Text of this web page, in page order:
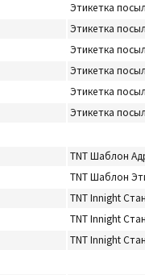
Этикетка
Этикетка
Этикетка
Этикетка
Этикетка
Этикетка
TNT Шаблон
TNT Шаблон
TNT Innight
TNT Innight
TNT Innight